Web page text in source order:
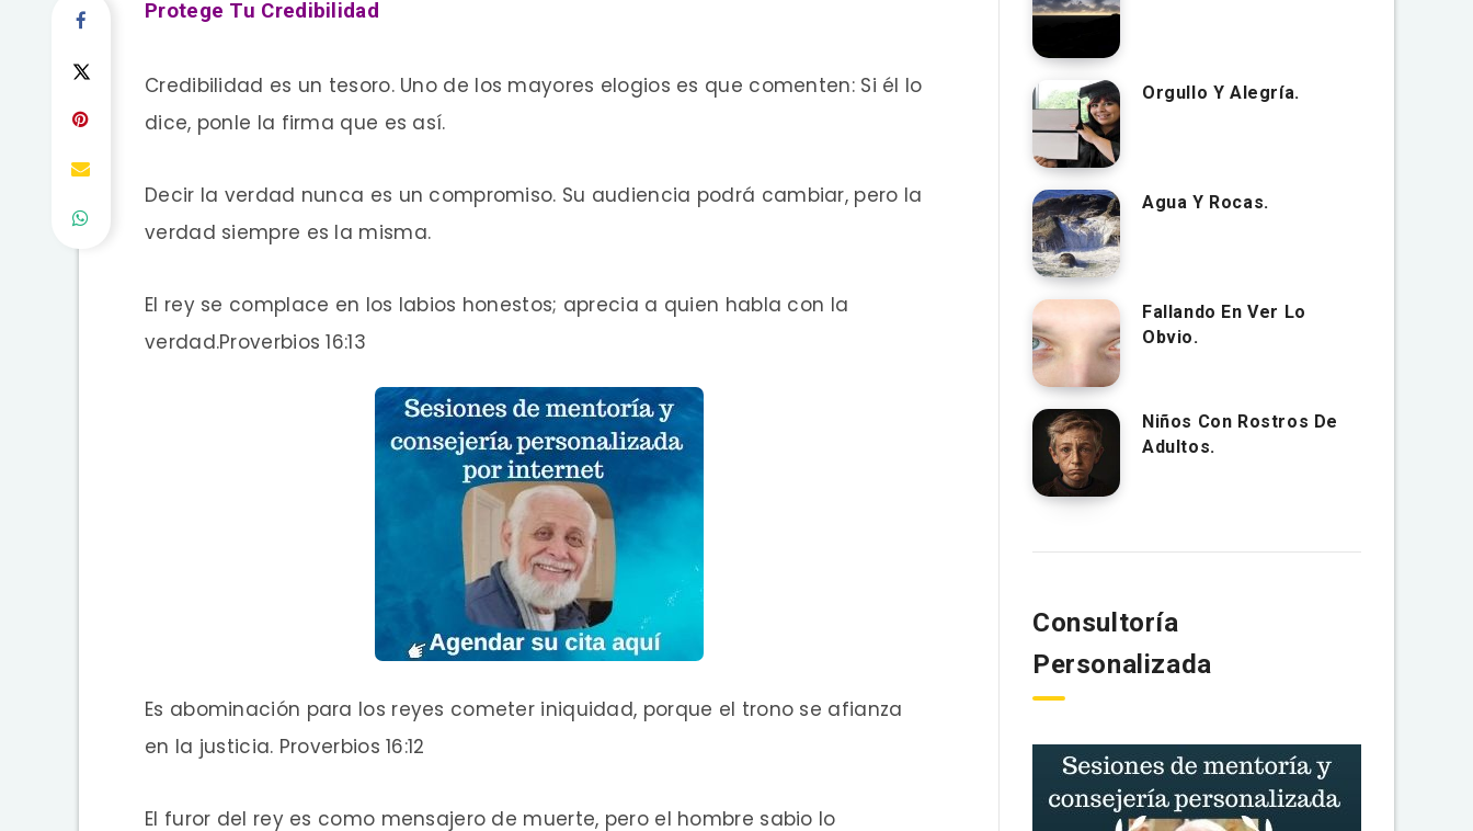
Protege Tu Credibilidad
Credibilidad es un tesoro. Uno de los mayores elogios es que comenten: Si él lo
dice, ponle la firma que es así.
Decir la verdad nunca es un compromiso. Su audiencia podrá cambiar, pero la
verdad siempre es la misma.
El rey se complace en los labios honestos; aprecia a quien habla con la
verdad.Proverbios 16:13
Es abominación para los reyes cometer iniquidad, porque el trono se afianza
en la justicia. Proverbios 16:12
El furor del rey es como mensajero de muerte, pero el hombre sabio lo
Orgullo Y Alegría.
Agua Y Rocas.
Fallando En Ver Lo
Obvio.
Niños Con Rostros De
Adultos.
Consultoría
Personalizada